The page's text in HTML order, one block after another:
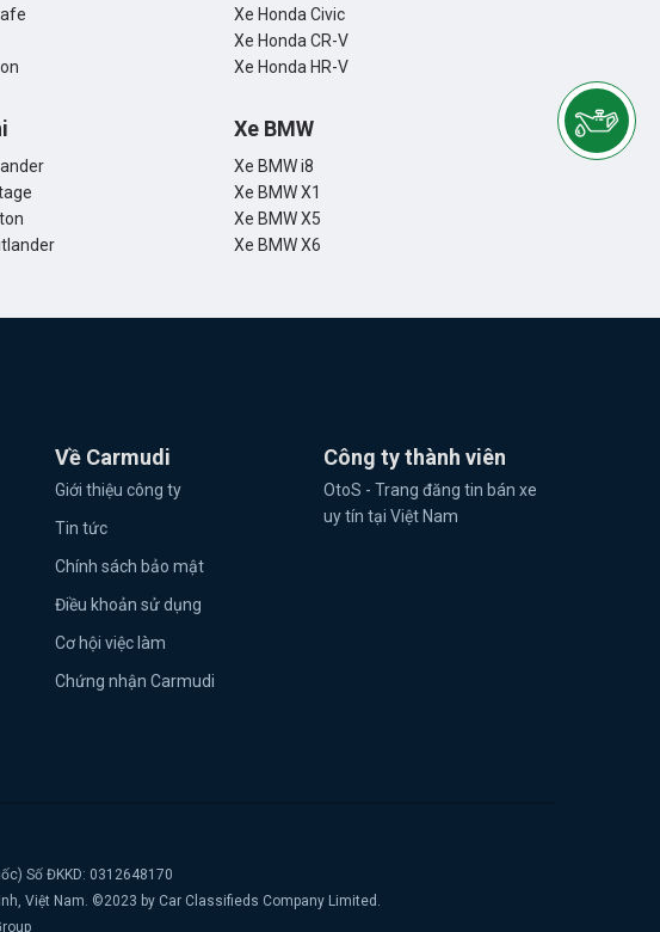
Xe Honda Civic
Xe Honda CR-V
Xe Honda HR-V
Xe BMW
Xe BMW i8
Xe BMW X1
Xe BMW X5
Xe BMW X6
Về Carmudi
Giới thiệu công ty
Tin tức
Chính sách bảo mật
Điều khoản sử dụng
Cơ hội việc làm
Chứng nhận Carmudi
Công ty thành viên
OtoS - Trang đăng tin bán xe
uy tín tại Việt Nam
Số ĐKKD: 0312648170
Việt Nam. ©2023 by Car Classifieds Company Limited.